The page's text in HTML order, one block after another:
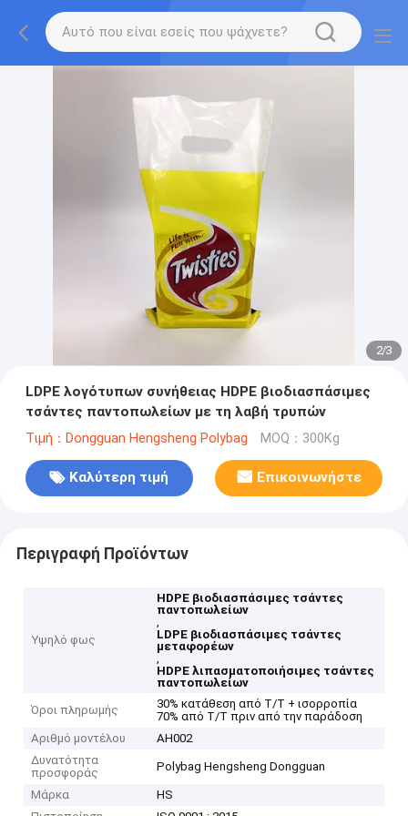
2/3
LDPE λογότυπων συνήθειας HDPE βιοδιασπάσιμες
τσάντες παντοπωλείων με τη λαβή τρυπών
Τιμή：Dongguan Hengsheng Polybag MOQ：300Kg
Καλύτερη τιμή Επικοινωνήστε
Περιγραφή Προϊόντων
Υψηλό φως
HDPE βιοδιασπάσιμες τσάντες
παντοπωλείων
,
LDPE βιοδιασπάσιμες τσάντες
μεταφορέων
,
HDPE λιπασματοποιήσιμες τσάντες
παντοπωλείων
Όροι πληρωμής
30% κατάθεση από T/T + ισορροπία
70% από T/T πριν από την παράδοση
Αριθμό μοντέλου
AH002
Δυνατότητα
προσφοράς
Polybag Hengsheng Dongguan
Μάρκα
HS